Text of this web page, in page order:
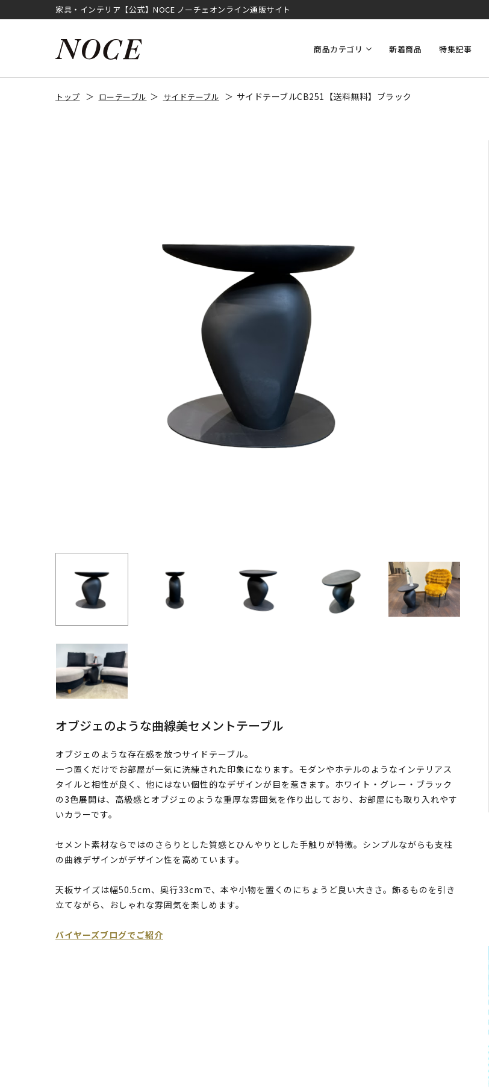
家具・インテリア【公式】NOCE ノーチェオンライン通販サイト
商品カテゴリ 新着商品 特集記事
トップ ローテーブル サイドテーブル サイドテーブルCB251【送料無料】ブラック
オブジェのような曲線美セメントテーブル
オブジェのような存在感を放つサイドテーブル。
一つ置くだけでお部屋が一気に洗練された印象になります。モダンやホテルのようなインテリアス
タイルと相性が良く、他にはない個性的なデザインが目を惹きます。ホワイト・グレー・ブラック
の3色展開は、高級感とオブジェのような重厚な雰囲気を作り出しており、お部屋にも取り入れやす
いカラーです。
セメント素材ならではのさらりとした質感とひんやりとした手触りが特徴。シンプルながらも支柱
の曲線デザインがデザイン性を高めています。
天板サイズは幅50.5cm、奥行33cmで、本や小物を置くのにちょうど良い大きさ。飾るものを引き
立てながら、おしゃれな雰囲気を楽しめます。
バイヤーズブログでご紹介